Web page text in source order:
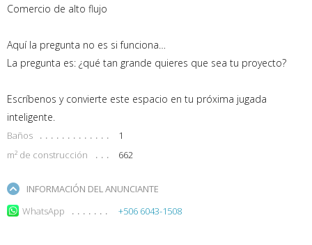
Comercio de alto flujo
Aquí la pregunta no es si funciona…
La pregunta es: ¿qué tan grande quieres que sea tu proyecto?
Escríbenos y convierte este espacio en tu próxima jugada
inteligente.
Baños
1
m² de construcción
662
INFORMACIÓN DEL ANUNCIANTE
WhatsApp
+506 6043-1508